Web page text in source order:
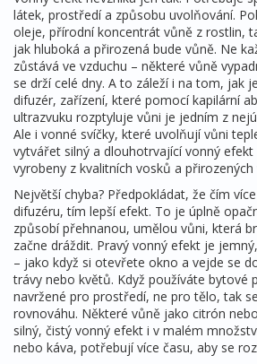
látek, prostředí a způsobu uvolňování.
oleje, přírodní koncentrát vůně z rostlin,
jak hluboká a přirozená bude vůně. Ne
zůstává ve vzduchu – některé vůně
se drží celé dny. A to záleží i na tom, jak
difuzér, zařízení, které pomocí kapilární
ultrazvuku rozptyluje vůni je jedním z
Ale i vonné svíčky, které uvolňují vůni
vytvářet silný a dlouhotrvající vonný
vyrobeny z kvalitních vosků a přirozených
Největší chyba? Předpokládat, že čím
difuzéru, tím lepší efekt. To je úplně
způsobí přehnanou, umělou vůni, která
začne dráždit. Pravý vonný efekt je
– jako když si otevřete okno a vejde se
trávy nebo květů. Když používáte bytové
navržené pro prostředí, ne pro tělo, tak
rovnováhu. Některé vůně jako citrón
silný, čistý vonný efekt i v malém
nebo káva, potřebují více času, aby se